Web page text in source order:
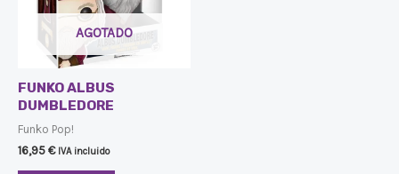
AGOTADO
FUNKO ALBUS
DUMBLEDORE
Funko Pop!
16,95€ IVA incluido